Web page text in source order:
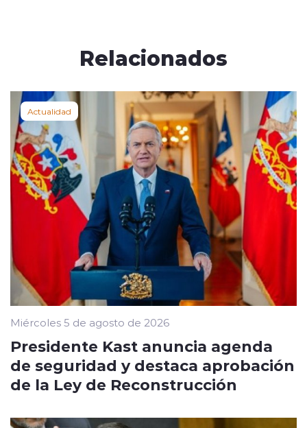
Relacionados
Actualidad
Miércoles 5 de agosto de 2026
Presidente Kast anuncia agenda
de seguridad y destaca aprobación
de la Ley de Reconstrucción